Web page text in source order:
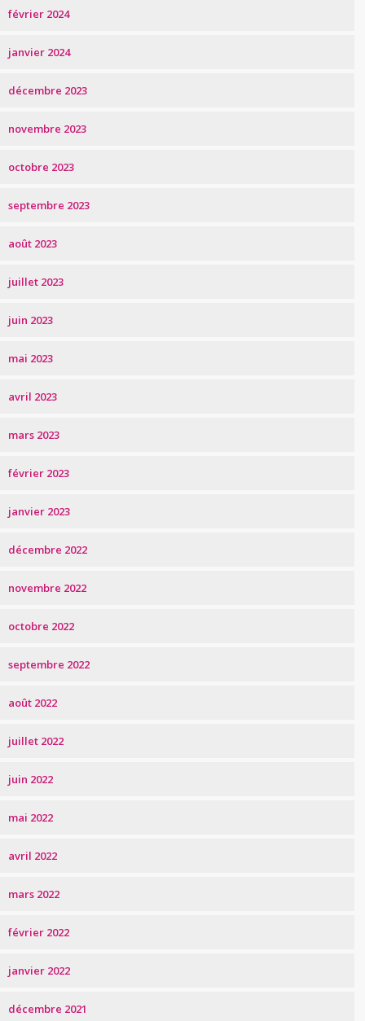
février 2024
janvier 2024
décembre 2023
novembre 2023
octobre 2023
septembre 2023
août 2023
juillet 2023
juin 2023
mai 2023
avril 2023
mars 2023
février 2023
janvier 2023
décembre 2022
novembre 2022
octobre 2022
septembre 2022
août 2022
juillet 2022
juin 2022
mai 2022
avril 2022
mars 2022
février 2022
janvier 2022
décembre 2021